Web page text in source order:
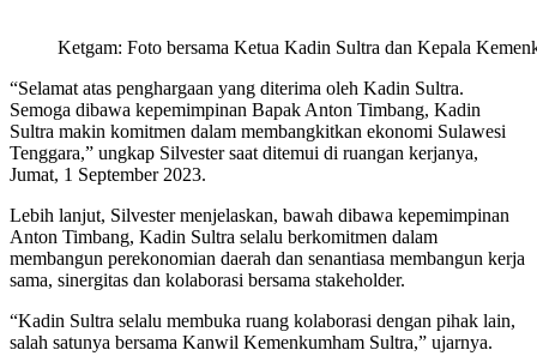
Ketgam: Foto bersama Ketua Kadin Sultra dan Kepala
“Selamat atas penghargaan yang diterima oleh Kadin Sultra.
Semoga dibawa kepemimpinan Bapak Anton Timbang, Kadin
Sultra makin komitmen dalam membangkitkan ekonomi Sulawesi
Tenggara,” ungkap Silvester saat ditemui di ruangan kerjanya,
Jumat, 1 September 2023.
Lebih lanjut, Silvester menjelaskan, bawah dibawa kepemimpinan
Anton Timbang, Kadin Sultra selalu berkomitmen dalam
membangun perekonomian daerah dan senantiasa membangun kerja
sama, sinergitas dan kolaborasi bersama stakeholder.
“Kadin Sultra selalu membuka ruang kolaborasi dengan pihak lain,
salah satunya bersama Kanwil Kemenkumham Sultra,” ujarnya.